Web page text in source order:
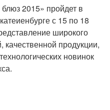
2015» пройдет в
с 15 по 18
широкого
качественной продукции,
новинок